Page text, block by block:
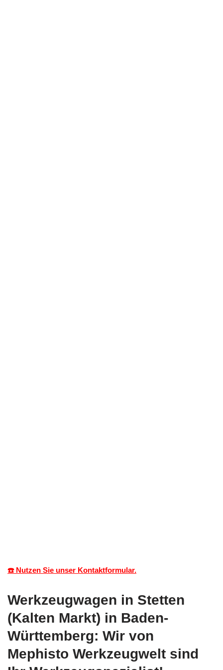
☎️ Nutzen Sie unser Kontaktformular.
Werkzeugwagen in Stetten
(Kalten Markt) in Baden-
Württemberg: Wir von
Mephisto Werkzeugwelt sind